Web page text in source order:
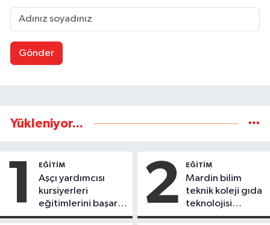
Gönder
Yükleniyor...
1 EĞİTİM
Aşçı yardımcısı
kursiyerleri
eğitimlerini başarı
ile tamamladı
2 EĞİTİM
Mardin bilim
teknik koleji gıda
teknolojisi
öğrencileri